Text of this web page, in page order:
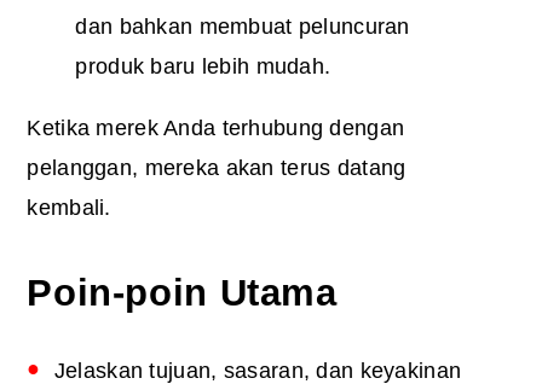
dan bahkan membuat peluncuran
produk baru lebih mudah.
Ketika merek Anda terhubung dengan
pelanggan, mereka akan terus datang
kembali.
Poin-poin Utama
Jelaskan tujuan, sasaran, dan keyakinan